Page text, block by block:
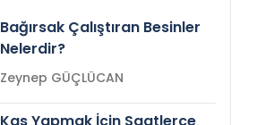
Bağırsak Çalıştıran Besinler
Nelerdir?
Zeynep GÜÇLÜCAN